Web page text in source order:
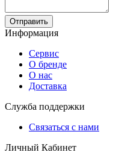
Отправить
Информация
Сервис
О бренде
О нас
Доставка
Служба поддержки
Связаться с нами
Личный Кабинет